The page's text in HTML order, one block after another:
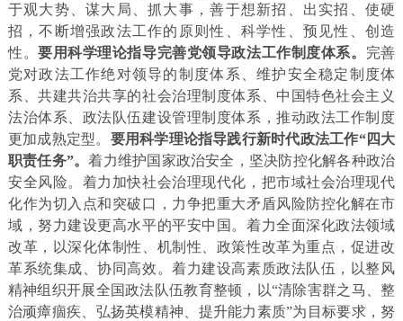
于观大势、谋大局、抓大事，善于想新招、出实招、使硬
招，不断增强政法工作的原则性、科学性、预见性、创造
性。要用科学理论指导完善党领导政法工作制度体系。 完善
党对政法工作绝对领导的制度体系、维护安全稳定制度体
系、共建共治共享的社会治理制度体系、中国特色社会主义
法治体系、政法队伍建设管理制度体系，推动政法工作制度
更加成熟定型。 要用科学理论指导践行新时代政法工作“四大
职责任务”。着力维护国家政治安全，坚决防控化解各种政治
安全风险。着力加快社会治理现代化，把市域社会治理现代
化作为切入点和突破口，力争把重大矛盾风险防控化解在市
域，努力建设更高水平的平安中国。着力全面深化政法领域
改革，以深化体制性、机制性、政策性改革为重点，促进改
革系统集成、协同高效。着力建设高素质政法队伍，以整风
精神组织开展全国政法队伍教育整顿，以“清除害群之马、整
治顽瘴痼疾、弘扬英模精神、提升能力素质”为目标要求，努